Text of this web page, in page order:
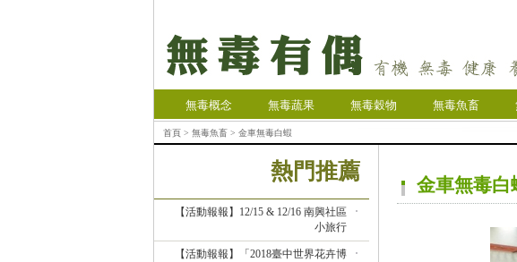
無毒概念 無毒蔬果 無毒穀物 無毒魚畜
首頁 > 無毒魚畜 > 金車無毒白蝦
熱門推薦
【活動報報】12/15 & 12/16 南興社區
小旅行
【活動報報】「2018臺中世界花卉博
金車無毒白